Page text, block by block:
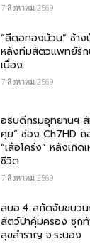
7 สิงหาคม 2569
“สีดอทองม้วน” ช้า
หลังทีมสัตวแพทย์รัก
เนื่อง
7 สิงหาคม 2569
อธิบดีกรมอุทยานฯ
คุย” ช่อง Ch7HD
“เสือโคร่ง” หลังเกิด
ชีวิต
7 สิงหาคม 2569
สบอ.4 สกัดจับขบวน
สัตว์ป่าคุ้มครอง ซุก
สุขสำราญ จ.ระนอง